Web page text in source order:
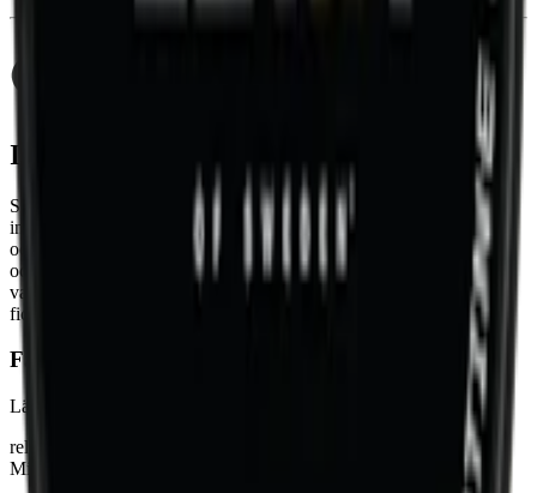
Information om varumärket Catch
Sedan 1984 har Catch snusfrån Swedish Match
varit pionjären
inom smaksatt snus. Med varianter som Catch Dry Licorice Mini
och
XR Catch Hallon Lakrits Slim , erbjuder Catch både diskreta
och smakrika alternativ. Ett snus för snusare som söker smak och
variation. 2025 fick samtliga Catch ny dosa och ny design. Vissa
fick uppdaterade recept. Läs mer om detta på produktsidan.
Färskt snus
Läs mer om hur du förvarar Catch Licorice Original Mini
här
relaterade produkter
Mild